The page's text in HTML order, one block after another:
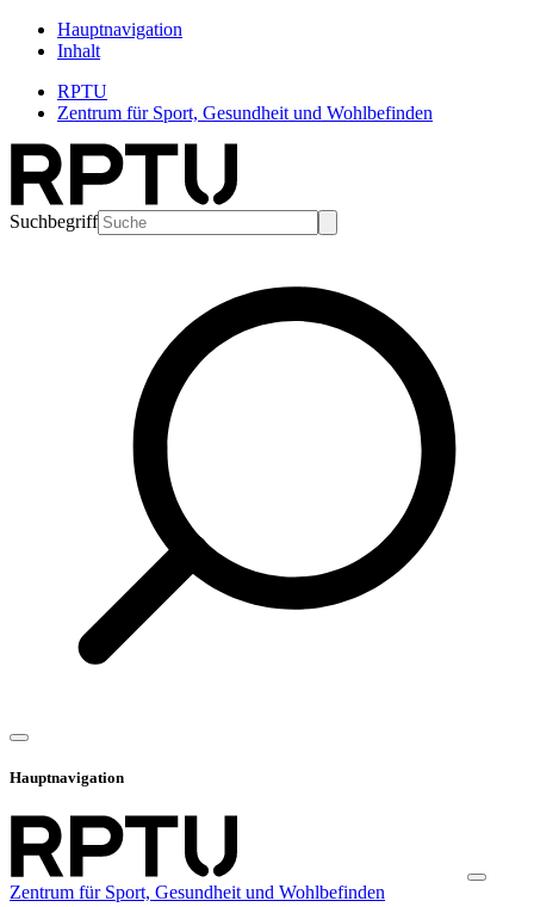
Hauptnavigation
Inhalt
RPTU
Zentrum für Sport, Gesundheit und Wohlbefinden
Suchbegriff
Hauptnavigation
Zentrum für Sport, Gesundheit und Wohlbefinden